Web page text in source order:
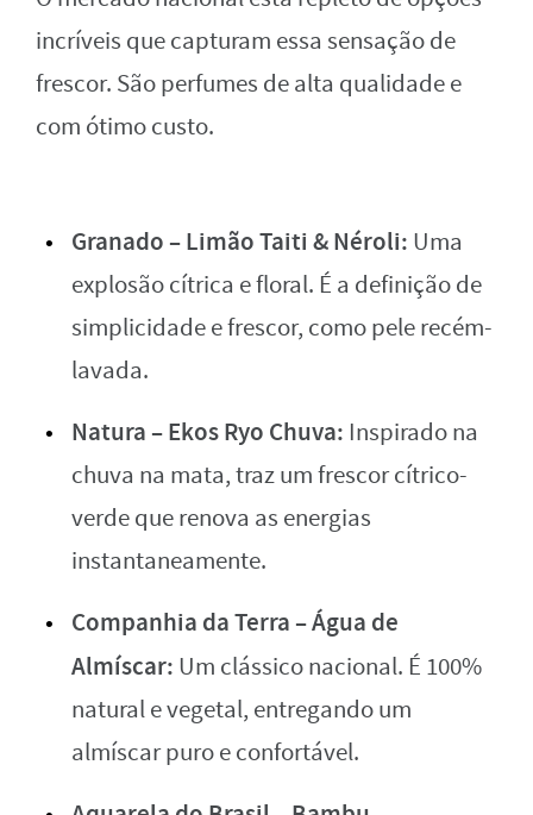
incríveis que capturam essa sensação de
frescor. São perfumes de alta qualidade e
com ótimo custo.
Granado – Limão Taiti & Néroli: Uma
explosão cítrica e floral. É a definição de
simplicidade e frescor, como pele recém-
lavada.
Natura – Ekos Ryo Chuva: Inspirado na
chuva na mata, traz um frescor cítrico-
verde que renova as energias
instantaneamente.
Companhia da Terra – Água de
Almíscar: Um clássico nacional. É 100%
natural e vegetal, entregando um
almíscar puro e confortável.